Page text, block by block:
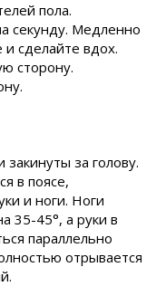
пола.
секунду. Медленно
сделайте вдох.
сторону.
за голову.
в поясе,
и ноги. Ноги
35-45°, а руки в
параллельно
отрывается